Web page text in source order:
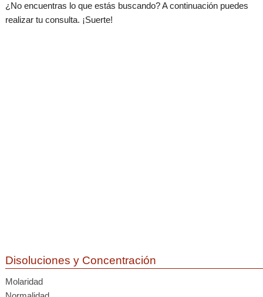
¿No encuentras lo que estás buscando? A continuación puedes
realizar tu consulta. ¡Suerte!
Disoluciones y Concentración
Molaridad